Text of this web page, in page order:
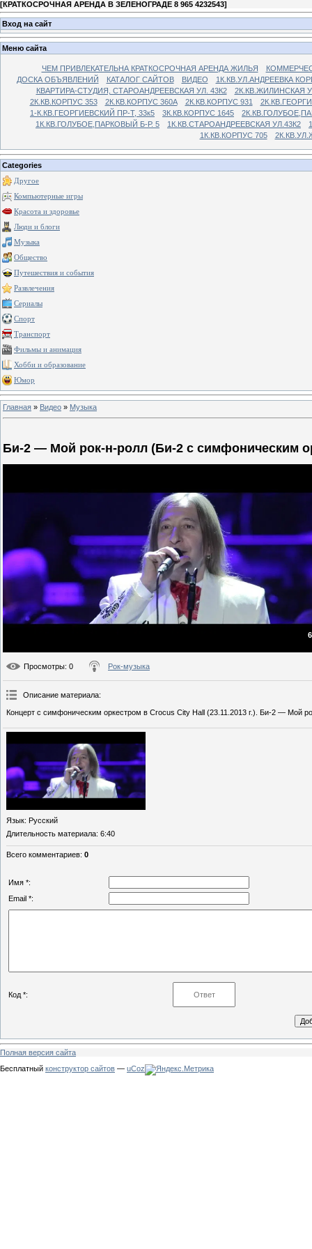
[КРАТКОСРОЧНАЯ АРЕНДА В ЗЕЛЕНОГРАДЕ 8 965 4232543]
Вход на сайт
Меню сайта
ЧЕМ ПРИВЛЕКАТЕЛЬНА КРАТКОСРОЧНАЯ АРЕНДА ЖИЛЬЯ
ДОСКА ОБЪЯВЛЕНИЙ
КАТАЛОГ САЙТОВ ВИДЕО
1К.КВ.УЛ.АНДРЕЕВКА
КВАРТИРА-СТУДИЯ, СТАРОАНДРЕЕВСКАЯ УЛ. 43К2
2К.КВ.ЖИЛИНСКАЯ
2К.КВ.КОРПУС 353
2К.КВ.КОРПУС 360А 2К.КВ.КОРПУС 931
1-К.КВ.ГЕОРГИЕВСКИЙ ПР-Т, 33к5
3К.КВ.КОРПУС 1645
1К.КВ.ГОЛУБОЕ,ПАРКОВЫЙ Б-Р. 5
1К.КВ.СТАРОАНДРЕЕВСКАЯ УЛ.43К2
1К.КВ.КОРПУС 705
Categories
Другое
Компьютерные игры
Красота и здоровье
Люди и блоги
Музыка
Общество
Путешествия и события
Развлечения
Сериалы
Спорт
Транспорт
Фильмы и анимация
Хобби и образование
Юмор
Главная » Видео » Музыка
Би-2 — Мой рок-н-ролл (Би-2 с симфоническим
Просмотры: 0 Рок-музыка
Описание материала:
Концерт с симфоническим оркестром в Crocus City Hall (23.11.2013 г.). Би-2 — Мой
Язык: Русский
Длительность материала: 6:40
Всего комментариев: 0
Имя *:
Email *:
Код *:
Полная версия сайта
Бесплатный конструктор сайтов — uCoz